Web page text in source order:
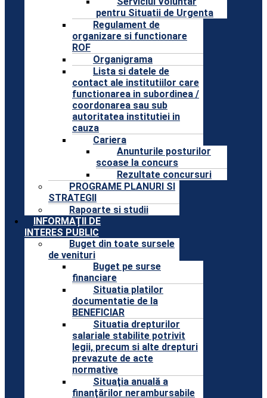
pentru Situatii de Urgenta
Regulament de
organizare si functionare
ROF
Organigrama
Lista si datele de
contact ale institutiilor care
functionarea in subordinea /
coordonarea sau sub
autoritatea institutiei in
cauza
Cariera
Anunturile posturilor
scoase la concurs
Rezultate concursuri
PROGRAME PLANURI SI
STRATEGII
Rapoarte si studii
INFORMAȚII DE
INTERES PUBLIC
Buget din toate sursele
de venituri
Buget pe surse
financiare
Situatia platilor
documentatie de la
BENEFICIAR
Situatia drepturilor
salariale stabilite potrivit
legii, precum si alte drepturi
prevazute de acte
normative
Situaţia anuală a
finanţărilor nerambursabile